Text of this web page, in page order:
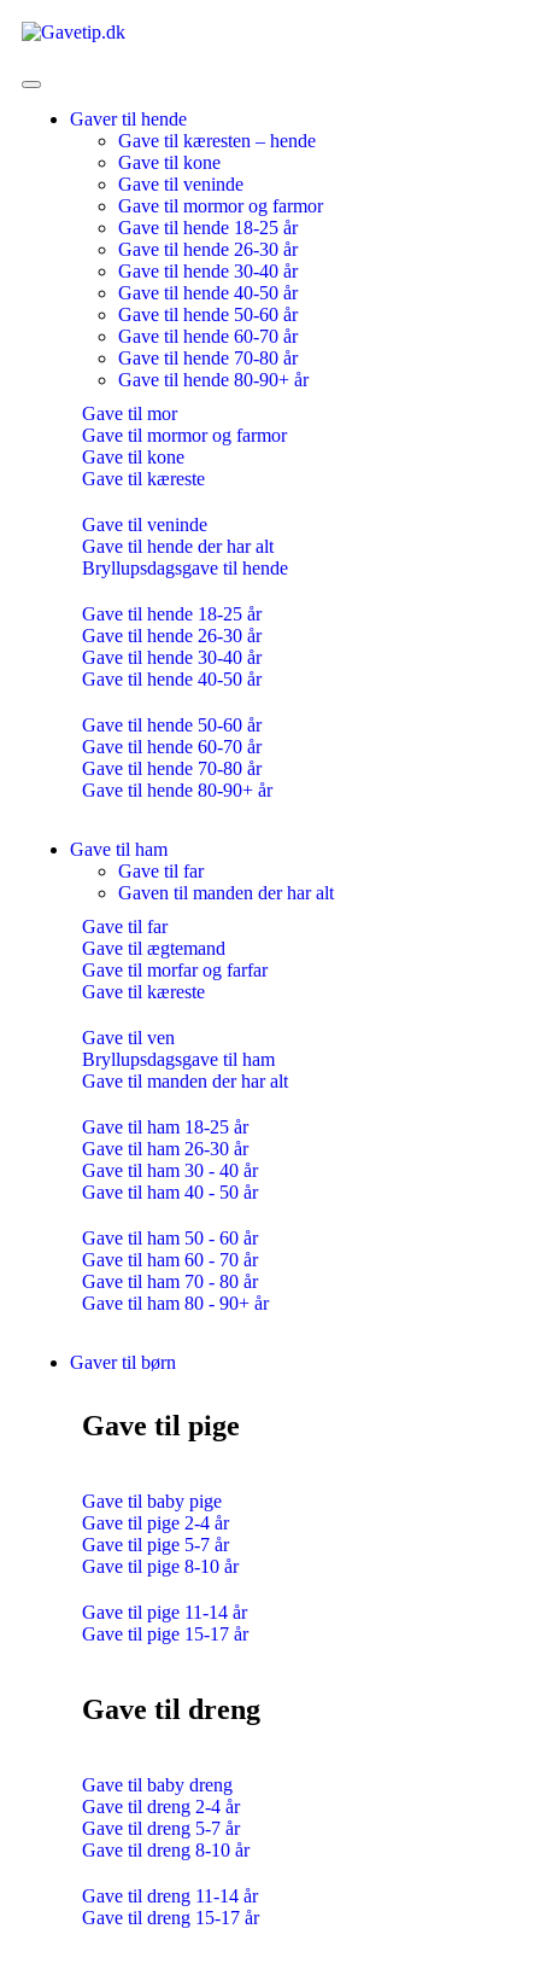
Gaver til hende
Gave til kæresten – hende
Gave til kone
Gave til veninde
Gave til mormor og farmor
Gave til hende 18-25 år
Gave til hende 26-30 år
Gave til hende 30-40 år
Gave til hende 40-50 år
Gave til hende 50-60 år
Gave til hende 60-70 år
Gave til hende 70-80 år
Gave til hende 80-90+ år
Gave til mor
Gave til mormor og farmor
Gave til kone
Gave til kæreste
Gave til veninde
Gave til hende der har alt
Bryllupsdagsgave til hende
Gave til hende 18-25 år
Gave til hende 26-30 år
Gave til hende 30-40 år
Gave til hende 40-50 år
Gave til hende 50-60 år
Gave til hende 60-70 år
Gave til hende 70-80 år
Gave til hende 80-90+ år
Gave til ham
Gave til far
Gaven til manden der har alt
Gave til far
Gave til ægtemand
Gave til morfar og farfar
Gave til kæreste
Gave til ven
Bryllupsdagsgave til ham
Gave til manden der har alt
Gave til ham 18-25 år
Gave til ham 26-30 år
Gave til ham 30 - 40 år
Gave til ham 40 - 50 år
Gave til ham 50 - 60 år
Gave til ham 60 - 70 år
Gave til ham 70 - 80 år
Gave til ham 80 - 90+ år
Gaver til børn
Gave til pige
Gave til baby pige
Gave til pige 2-4 år
Gave til pige 5-7 år
Gave til pige 8-10 år
Gave til pige 11-14 år
Gave til pige 15-17 år
Gave til dreng
Gave til baby dreng
Gave til dreng 2-4 år
Gave til dreng 5-7 år
Gave til dreng 8-10 år
Gave til dreng 11-14 år
Gave til dreng 15-17 år